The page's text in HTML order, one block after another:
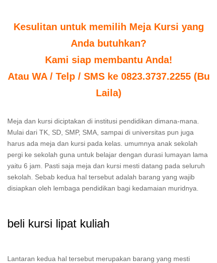
Kesulitan untuk memilih Meja Kursi yang
Anda butuhkan?
Kami siap membantu Anda!
Atau WA / Telp / SMS ke 0823.3737.2255 (Bu
Laila)
Meja dan kursi diciptakan di institusi pendidikan dimana-mana.
Mulai dari TK, SD, SMP, SMA, sampai di universitas pun juga
harus ada meja dan kursi pada kelas. umumnya anak sekolah
pergi ke sekolah guna untuk belajar dengan durasi lumayan lama
yaitu 6 jam. Pasti saja meja dan kursi mesti datang pada seluruh
sekolah. Sebab kedua hal tersebut adalah barang yang wajib
disiapkan oleh lembaga pendidikan bagi kedamaian muridnya.
beli kursi lipat kuliah
Lantaran kedua hal tersebut merupakan barang yang mesti